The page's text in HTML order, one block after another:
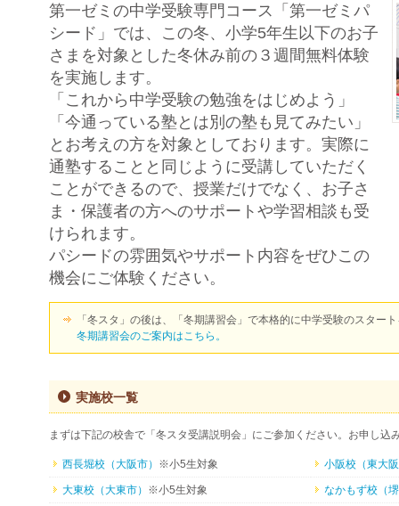
第一ゼミの中学受験専門コース「第一ゼミパ
シード」では、この冬、小学5年生以下のお子
さまを対象とした冬休み前の３週間無料体験
を実施します。
「これから中学受験の勉強をはじめよう」
「今通っている塾とは別の塾も見てみたい」
とお考えの方を対象としております。実際に
通塾することと同じように受講していただく
ことができるので、授業だけでなく、お子さ
ま・保護者の方へのサポートや学習相談も受
けられます。
パシードの雰囲気やサポート内容をぜひこの
機会にご体験ください。
「冬スタ」の後は、「冬期講習会」で本格的に中学受験のスター
冬期講習会のご案内はこちら。
実施校一覧
まずは下記の校舎で「冬スタ受講説明会」にご参加ください。お申し込
西長堀校（大阪市） ※小5生対象 小阪校（東大
大東校（大東市） ※小5生対象 なかもず校（